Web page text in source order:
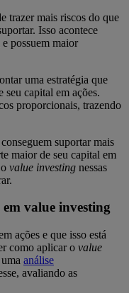
trazer mais riscos do que
Isso acontece
e possuem maior
uma estratégia que
seu capital em ações.
proporcionais, trazendo
suportar mais
maior de seu capital em
value investing nessas
value investing
ações e que isso está
como aplicar o value
análise
avaliando as